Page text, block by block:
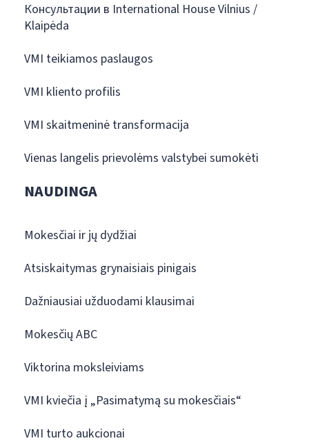
Консультации в International House Vilnius /
Klaipėda
VMI teikiamos paslaugos
VMI kliento profilis
VMI skaitmeninė transformacija
Vienas langelis prievolėms valstybei sumokėti
NAUDINGA
Mokesčiai ir jų dydžiai
Atsiskaitymas grynaisiais pinigais
Dažniausiai užduodami klausimai
Mokesčių ABC
Viktorina moksleiviams
VMI kviečia į „Pasimatymą su mokesčiais“
VMI turto aukcionai